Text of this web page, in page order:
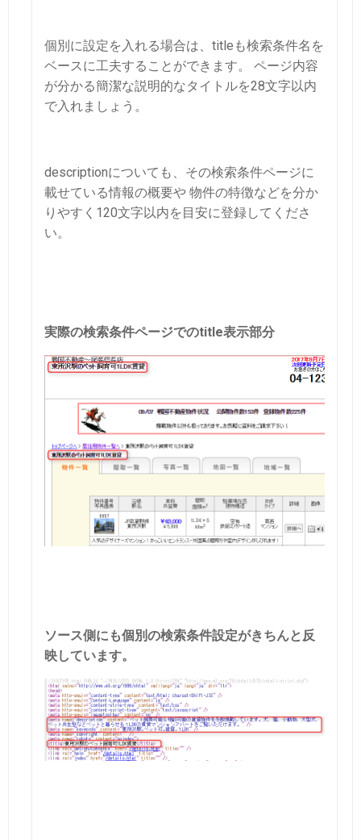
個別に設定を入れる場合は、titleも検索条件名を
ベースに工夫することができます。
ページ内容
が分かる簡潔な説明的なタイトルを28文字以内
で入れましょう。
descriptionについても、その検索条件ページに
載せている情報の概要や 物件の特徴などを分か
りやすく120文字以内を目安に登録してくださ
い。
実際の検索条件ページでのtitle表示部分
ソース側にも個別の検索条件設定がきちんと反
映しています。